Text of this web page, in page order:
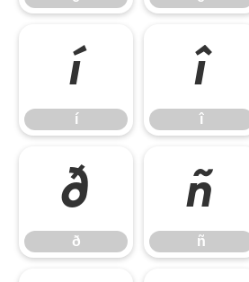
í
í
î
î
ð
ð
ñ
ñ